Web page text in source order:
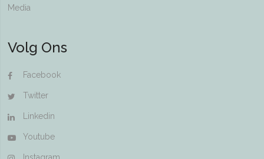
Media
Volg Ons
Facebook
Twitter
Linkedin
Youtube
Instagram